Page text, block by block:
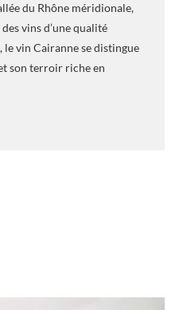
du Rhône méridionale,
vins d’une qualité
vin Cairanne se distingue
son terroir riche en